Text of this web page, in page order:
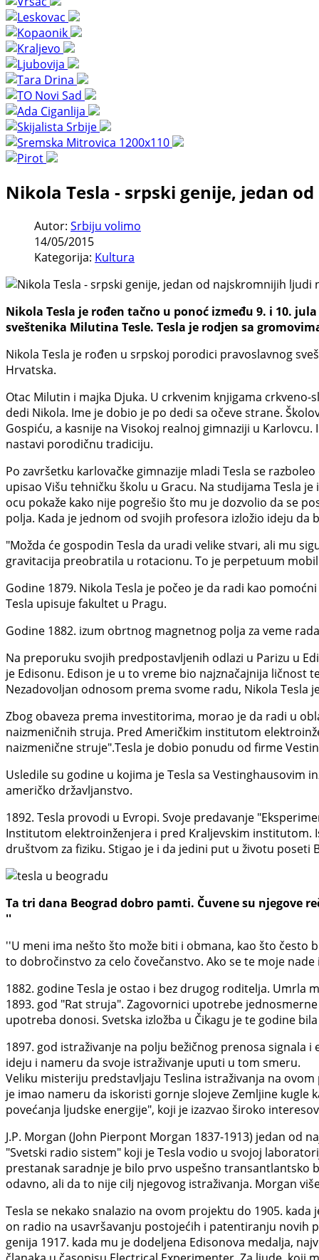
Nikola Tesla - srpski genije, jedan
Autor: Srbiju volimo
14/05/2015
Kategorija: Kultura
Nikola Tesla je rođen tačno u ponoć između 9. i 10.
sveštenika Milutina Tesle. Tesla je rodjen sa
Nikola Tesla je rođen u srpskoj porodici pravoslavnog
Hrvatska.
Otac Milutin i majka Djuka. U crkvenim knjigama
dedi Nikola. Ime je dobio je po dedi sa očeve strane.
Gospiću, a kasnije na Visokoj realnoj gimnaziji u
nastavi porodičnu tradiciju.
Po završetku karlovačke gimnazije mladi Tesla se
upisao Višu tehničku školu u Gracu. Na studijama Tesla
ocu pokaže kako nije pogrešio što mu je dozvolio da se
polja. Kada je jednom od svojih profesora izložio ideju
"Možda će gospodin Tesla da uradi velike stvari, ali mu
gravitacija preobratila u rotacionu. To je perpetuum
Godine 1879. Nikola Tesla je počeo je da radi kao
Tesla upisuje fakultet u Pragu.
Godine 1882. izum obrtnog magnetnog polja za veme
Na preporuku svojih predpostavljenih odlazi u Parizu u
je Edisonu. Edison je u to vreme bio najznačajnija ličnost
Nezadovoljan odnosom prema svome radu, Nikola Tesla
Zbog obaveza prema investitorima, morao je da radi u
naizmeničnih struja. Pred Američkim institutom
naizmenične struje".Tesla je dobio ponudu od firme
Usledile su godine u kojima je Tesla sa Vestinghausovim
američko državljanstvo.
1892. Tesla provodi u Evropi. Svoje predavanje
Institutom elektroinženjera i pred Kraljevskim
društvom za fiziku. Stigao je i da jedini put u životu poseti
Ta tri dana Beograd dobro pamti. Čuvene su njegove
''
''U meni ima nešto što može biti i obmana, kao što često
to dobročinstvo za celo čovečanstvo. Ako se te moje
1882. godine Tesla je ostao i bez drugog roditelja. Umrla
1893. god "Rat struja". Zagovornici upotrebe
upotreba donosi. Svetska izložba u Čikagu je te godine
1897. god istraživanje na polju bežičnog prenosa signala
ideju i nameru da svoje istraživanje uputi u tom smeru.
Veliku misteriju predstavljaju Teslina istraživanja na
je imao nameru da iskoristi gornje slojeve Zemljine kugle
povećanja ljudske energije", koji je izazvao široko
J.P. Morgan (John Pierpont Morgan 1837-1913) jedan
"Svetski radio sistem" koji je Tesla vodio u svojoj
prestanak saradnje je bilo prvo uspešno transantlantsko
odavno, ali da to nije cilj njegovog istraživanja. Morgan
Tesla se nekako snalazio na ovom projektu do 1905.
on radio na usavršavanju postojećih i patentiranju novih
genija 1917. kada mu je dodeljena Edisonova medalja,